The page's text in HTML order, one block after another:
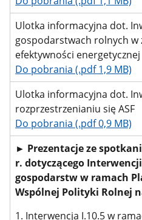
Ulotka informacyjna dot.
gospodarstwach rolnych w
efektywności energetycznej
Do pobrania (.pdf 1,9 MB)
Ulotka informacyjna dot.
rozprzestrzenianiu się ASF
Do pobrania (.pdf 0,9 MB)
► Prezentacje ze
r. dotyczącego
gospodarstw w ramach
Wspólnej Polityki Rolnej
1. Interwencja I.10.5 w